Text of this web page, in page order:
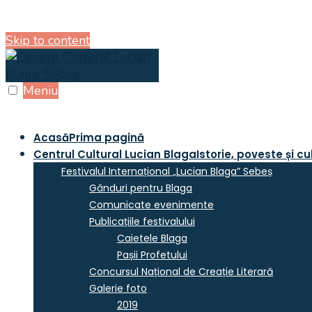
Skip to content
Meniu
AcasăPrima pagină
Centrul Cultural Lucian BlagaIstorie, poveste și
Festivalul Internațional „Lucian Blaga” Sebeș
Gânduri pentru Blaga
Comunicate evenimente
Publicațiile festivalului
Caietele Blaga
Pașii Profetului
Concursul Național de Creație Literară
Galerie foto
2019